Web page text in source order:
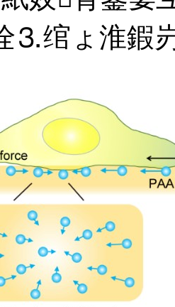
⒊绾ょ淮鍜